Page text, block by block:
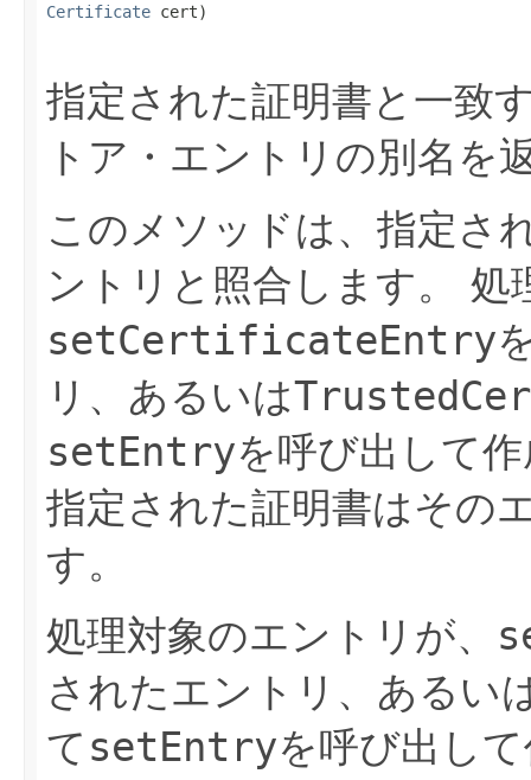
Certificate cert)
指定された証明書と一致
トア・エントリの別名を
このメソッドは、指定さ
ントリと照合します。
処
setCertificateEntry
リ、あるいは
setEntryを呼び出して
指定された証明書はその
す。
処理対象のエントリが、
されたエントリ、あるい
て setEntryを呼び出し